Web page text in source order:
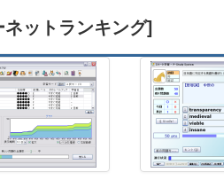
ットランキング]